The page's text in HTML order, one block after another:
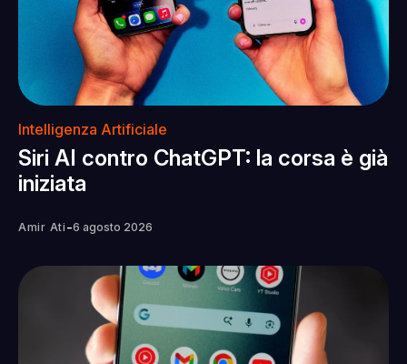
Intelligenza Artificiale
Siri AI contro ChatGPT: la corsa è già
iniziata
Amir Ati -6 agosto 2026